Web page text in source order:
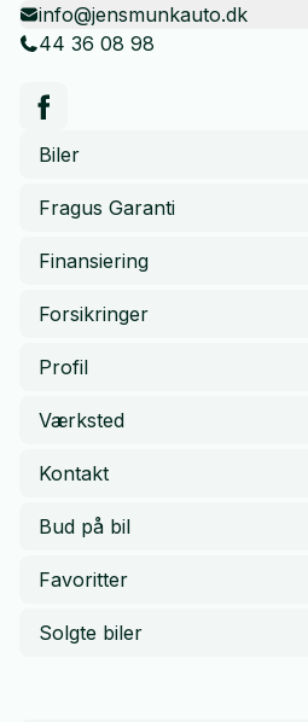
info@jensmunkauto.dk
44 36 08 98
Biler
Fragus Garanti
Finansiering
Forsikringer
Profil
Værksted
Kontakt
Bud på bil
Favoritter
Solgte biler